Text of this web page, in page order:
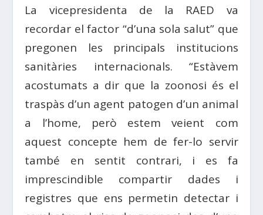
La vicepresidenta de la RAED va
recordar el factor “d’una sola salut” que
pregonen les principals institucions
sanitàries internacionals. “Estàvem
acostumats a dir que la zoonosi és el
traspàs d’un agent patogen d’un animal
a l’home, però estem veient com
aquest concepte hem de fer-lo servir
també en sentit contrari, i es fa
imprescindible compartir dades i
registres que ens permetin detectar i